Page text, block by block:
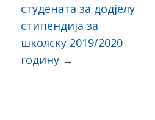
студената за додјелу
стипендија за
школску 2019/2020
годину →